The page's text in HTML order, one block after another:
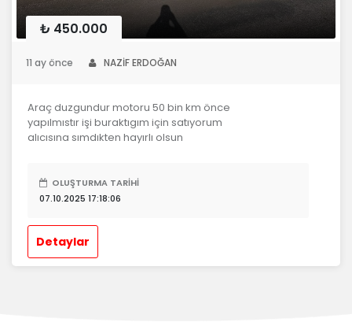
₺ 450.000
11 ay önce NAZİF ERDOĞAN
Araç duzgundur motoru 50 bin km önce
yapılmıstır işi buraktıgım için satıyorum
alıcısına sımdıkten hayırlı olsun
OLUŞTURMA TARIHI
07.10.2025 17:18:06
Detaylar